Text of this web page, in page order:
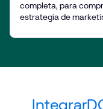
completa, para
estrategia de
Integrar